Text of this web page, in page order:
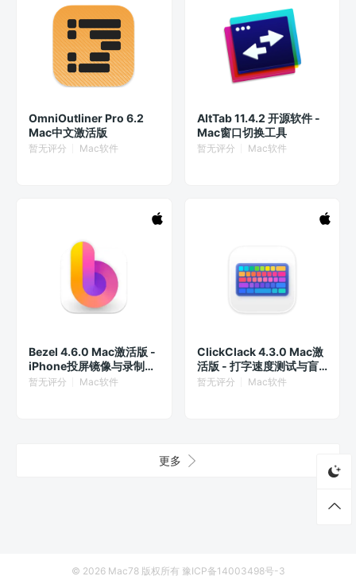
OmniOutliner Pro 6.2
Mac中文激活版
暂无评分 Mac软件
AltTab 11.4.2 开源软件 -
Mac窗口切换工具
暂无评分 Mac软件
Bezel 4.6.0 Mac激活版 -
iPhone投屏镜像与录制神
器
暂无评分 Mac软件
ClickClack 4.3.0 Mac激
活版 - 打字速度测试与盲
打练习神器
暂无评分 Mac软件
更多
© 2026 Mac78版权所有 豫ICP备14003498号-3